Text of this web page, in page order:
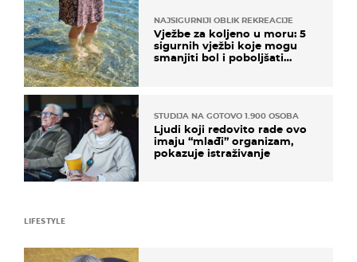
NAJSIGURNIJI OBLIK REKREACIJE
Vježbe za koljeno u moru: 5
sigurnih vježbi koje mogu
smanjiti bol i poboljšati
STUDIJA NA GOTOVO 1.900 OSOBA
Ljudi koji redovito rade ovo
imaju “mlađi” organizam,
pokazuje istraživanje
LIFESTYLE